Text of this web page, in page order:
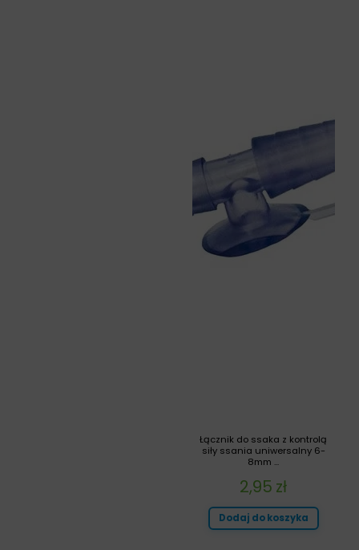
Łącznik do ssaka z kontrolą
siły ssania uniwersalny 6-
8mm ...
2,95 zł
Dodaj do koszyka